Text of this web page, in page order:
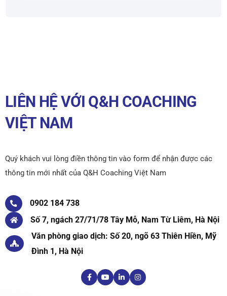
LIÊN HỆ VỚI Q&H COACHING
VIỆT NAM
Quý khách vui lòng điền thông tin vào form để nhận được các
thông tin mới nhất của Q&H Coaching Việt Nam
0902 184 738
Số 7, ngách 27/71/78 Tây Mỗ, Nam Từ Liêm, Hà Nội
Văn phòng giao dịch: Số 20, ngõ 63 Thiên Hiền, Mỹ
Đình 1, Hà Nội